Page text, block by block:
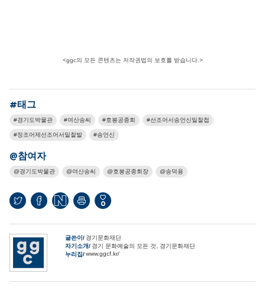
<ggc의 모든 콘텐츠는 저작권법의 보호를 받습니다.>
#태그
경기도박물관 여산송씨 호봉공종회 선조어서송언신밀찰첩
정조어제선조어서밀찰발 송언신
@참여자
경기도박물관 여산송씨 호봉공종회장 송덕용
0
글쓴이
경기문화재단
자기소개
경기 문화예술의 모든 것, 경기문화재단
누리집
www.ggcf.kr/